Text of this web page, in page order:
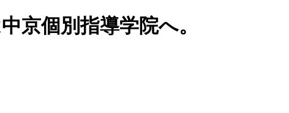
京個別指導学院へ。